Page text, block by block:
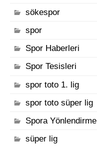
sökespor
spor
Spor Haberleri
Spor Tesisleri
spor toto 1. lig
spor toto süper lig
Spora Yönlendirme
süper lig